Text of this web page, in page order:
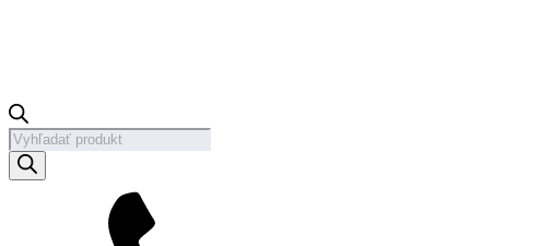
Products
search